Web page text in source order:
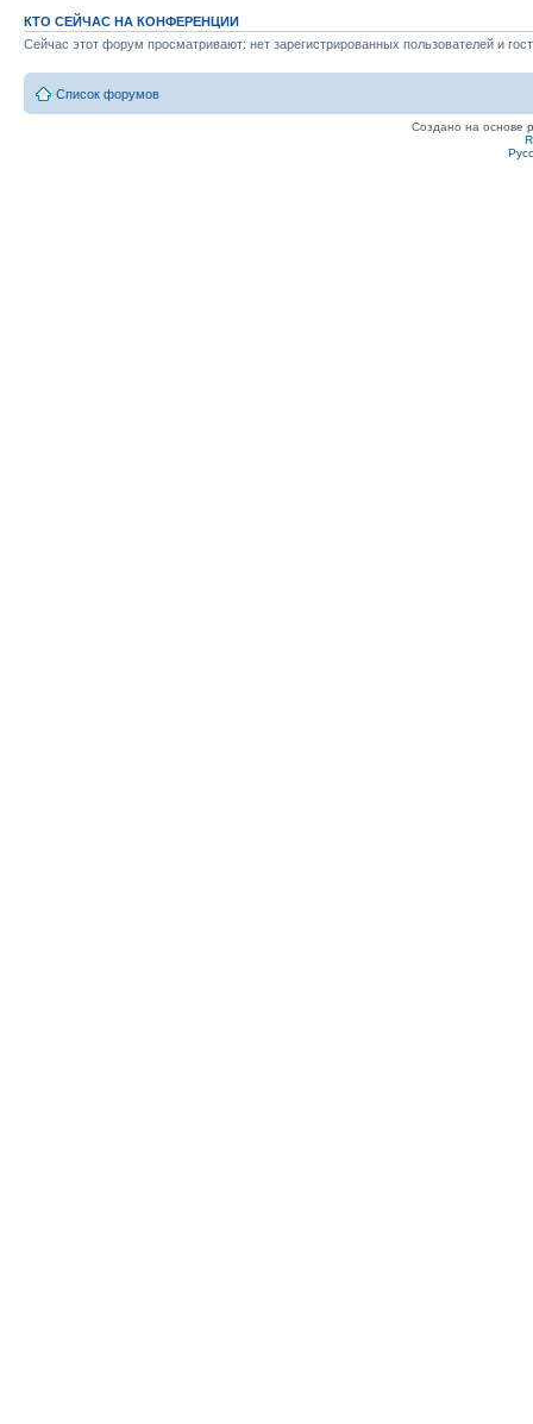
КТО СЕЙЧАС НА КОНФЕРЕНЦИИ
Сейчас этот форум просматривают: нет зарегистрированных пользователей и
Список форумов
Создано на основе